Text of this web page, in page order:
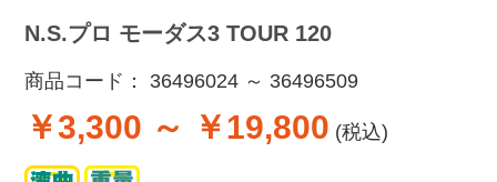
N.S.プロ モーダス3 TOUR 120
商品コード： 36496024 ～ 36496509
￥3,300 ～ ￥19,800 (税込)